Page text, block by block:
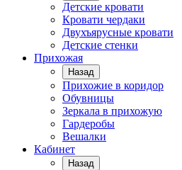
Детские кровати
Кровати чердаки
Двухъярусные кровати
Детские стенки
Прихожая
Назад
Прихожие в коридор
Обувницы
Зеркала в прихожую
Гардеробы
Вешалки
Кабинет
Назад